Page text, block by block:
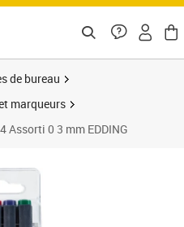
de bureau
marqueurs
Assorti 0 3 mm EDDING